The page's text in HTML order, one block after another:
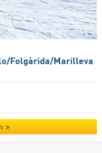
​Folgàrida/​Marilleva